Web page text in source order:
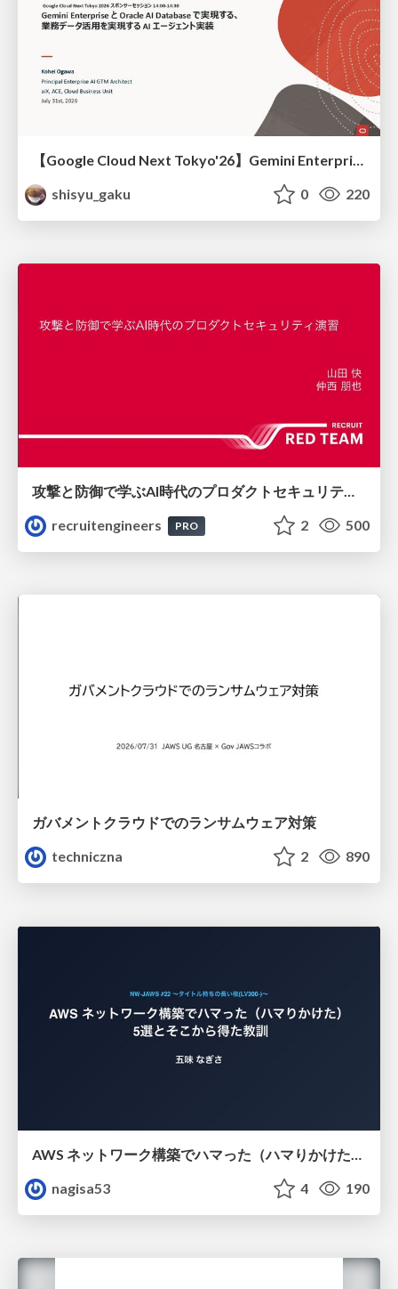
shisyu_gaku
0 220
攻撃と防御で学ぶAI時代のプロダクトセキュリティ演習
recruitengineers
PRO 2 500
ガバメントクラウドでのランサムウェア対策
techniczna
2 890
nagisa53
4 190